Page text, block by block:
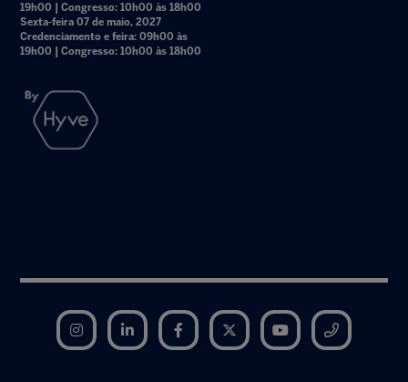
19h00 | Congresso: 10h00 às 18h00
Sexta-feira 07 de maio, 2027
Credenciamento e feira: 09h00 às
19h00 | Congresso: 10h00 às 18h00
Instagram LinkedIn Facebook Twitter YouTube